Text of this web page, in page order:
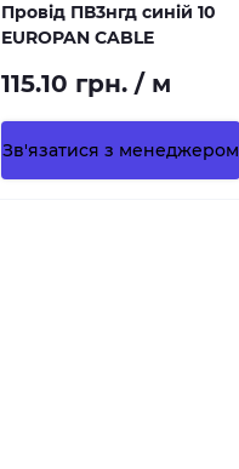
Провід ПВ3нгд синій 10
EUROPAN CABLE
115.10 грн. / м
Зв'язатися з менеджером